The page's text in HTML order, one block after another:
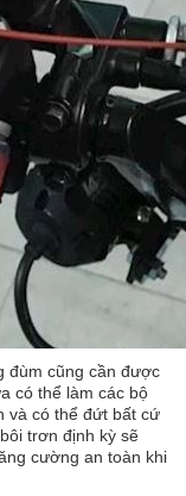
đùm cũng cần được
có thể làm các bộ
và có thể đứt bất cứ
trơn định kỳ sẽ
cường an toàn khi